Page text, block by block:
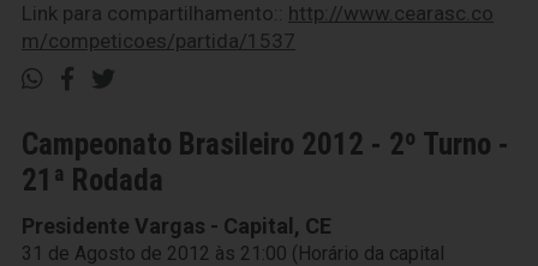
Link para compartilhamento:: http://www.cearasc.co
m/competicoes/partida/1537
Campeonato Brasileiro 2012 - 2º Turno -
21ª Rodada
Presidente Vargas - Capital, CE
31 de Agosto de 2012 às 21:00 (Horário da capital